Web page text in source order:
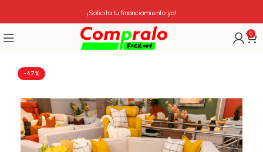
¡Solicita tu financiamiento ya!
0
-47%